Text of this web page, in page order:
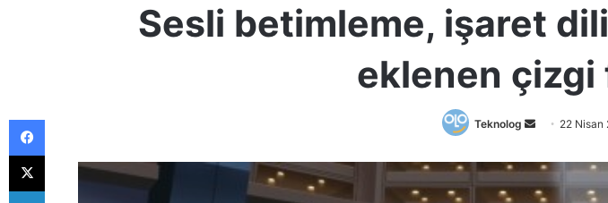
Sesli betimleme, işaret dili
eklenen çizgi
Teknolog
Bir
posta
göndermek
22 Nisan
Facebook
X
LinkedIn